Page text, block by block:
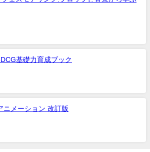
基礎力育成ブック
ニメーション 改訂版